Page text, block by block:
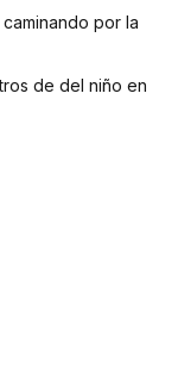
por la
de del niño en